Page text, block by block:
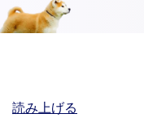
読み上げる